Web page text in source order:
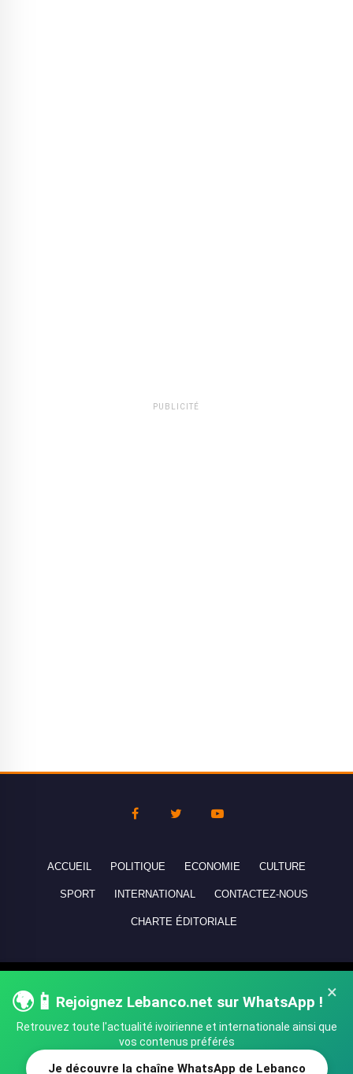
PUBLICITÉ
×
🌍📱 Rejoignez Lebanco.net sur WhatsApp !
Retrouvez toute l'actualité ivoirienne et internationale ainsi que
vos contenus préférés
Je découvre la chaîne WhatsApp de Lebanco
ACCUEIL POLITIQUE ECONOMIE CULTURE
SPORT INTERNATIONAL CONTACTEZ-NOUS
CHARTE ÉDITORIALE
réservés - All rights reserved.